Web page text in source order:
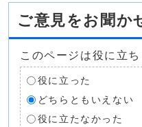
ご意見をお聞か
このページは役に立ち
役に立った
どちらともいえない
役に立たなかった